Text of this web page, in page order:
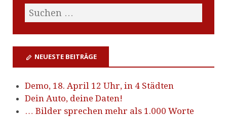
NEUESTE BEITRÄGE
Demo, 18. April 12 Uhr, in 4 Städten
Dein Auto, deine Daten!
… Bilder sprechen mehr als 1.000 Worte